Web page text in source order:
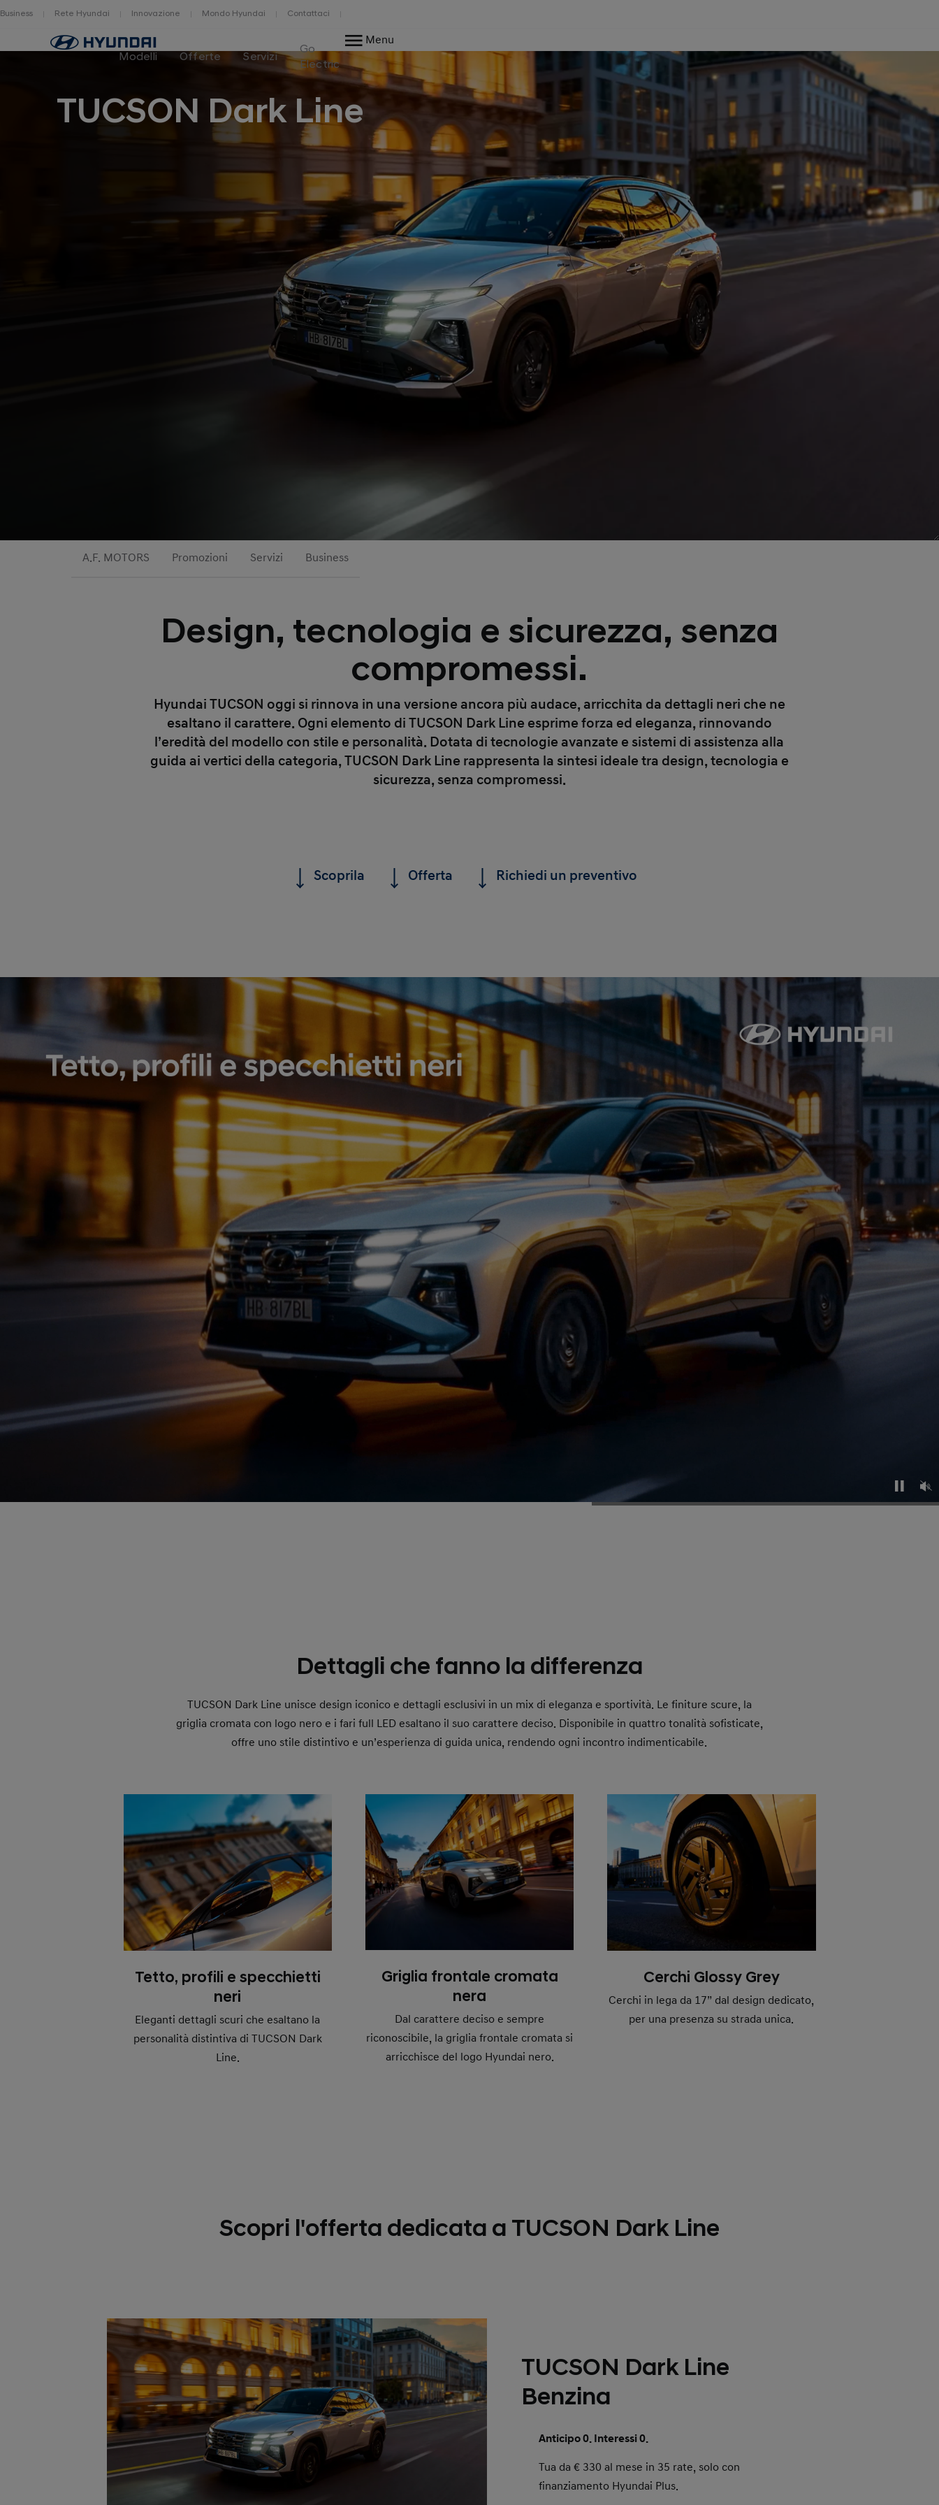
Business Rete Hyundai Innovazione Mondo Hyundai Contattaci
Home
Modelli Offerte Servizi
Go
Electric
Menu
TUCSON Dark Line
A.F. MOTORS Promozioni Servizi Business
Design, tecnologia e sicurezza, senza
compromessi.
Hyundai TUCSON oggi si rinnova in una versione ancora più audace, arricchita da dettagli neri che ne
esaltano il carattere. Ogni elemento di TUCSON Dark Line esprime forza ed eleganza, rinnovando
l’eredità del modello con stile e personalità. Dotata di tecnologie avanzate e sistemi di assistenza alla
guida ai vertici della categoria, TUCSON Dark Line rappresenta la sintesi ideale tra design, tecnologia e
sicurezza, senza compromessi.
Scoprila Offerta Richiedi un preventivo
Dettagli che fanno la differenza
TUCSON Dark Line unisce design iconico e dettagli esclusivi in un mix di eleganza e sportività. Le finiture scure, la
griglia cromata con logo nero e i fari full LED esaltano il suo carattere deciso. Disponibile in quattro tonalità sofisticate,
offre uno stile distintivo e un’esperienza di guida unica, rendendo ogni incontro indimenticabile.
Tetto, profili e specchietti
neri
Eleganti dettagli scuri che esaltano la
personalità distintiva di TUCSON Dark
Line.
Griglia frontale cromata
nera
Dal carattere deciso e sempre
riconoscibile, la griglia frontale cromata si
arricchisce del logo Hyundai nero.
Cerchi Glossy Grey
Cerchi in lega da 17” dal design dedicato,
per una presenza su strada unica.
Scopri l'offerta dedicata a TUCSON Dark Line
TUCSON Dark Line
Benzina
Anticipo 0. Interessi 0.
Tua da € 330 al mese in 35 rate, solo con
finanziamento Hyundai Plus.